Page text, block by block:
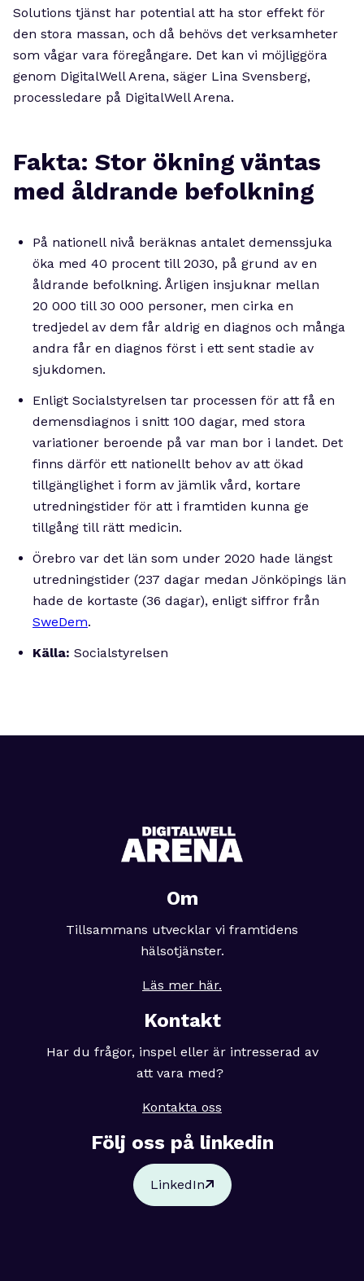
Solutions tjänst har potential att ha stor effekt för
den stora massan, och då behövs det verksamheter
som vågar vara föregångare. Det kan vi möjliggöra
genom DigitalWell Arena, säger Lina Svensberg,
processledare på DigitalWell Arena.
Fakta: Stor ökning väntas
med åldrande befolkning
På nationell nivå beräknas antalet demenssjuka
öka med 40 procent till 2030, på grund av en
åldrande befolkning. Årligen insjuknar mellan
20 000 till 30 000 personer, men cirka en
tredjedel av dem får aldrig en diagnos och många
andra får en diagnos först i ett sent stadie av
sjukdomen.
Enligt Socialstyrelsen tar processen för att få en
demensdiagnos i snitt 100 dagar, med stora
variationer beroende på var man bor i landet. Det
finns därför ett nationellt behov av att ökad
tillgänglighet i form av jämlik vård, kortare
utredningstider för att i framtiden kunna ge
tillgång till rätt medicin.
Örebro var det län som under 2020 hade längst
utredningstider (237 dagar medan Jönköpings län
hade de kortaste (36 dagar), enligt siffror från
SweDem.
Källa: Socialstyrelsen
Om
Tillsammans utvecklar vi framtidens
hälsotjänster.
Läs mer här.
Kontakt
Har du frågor, inspel eller är intresserad av
att vara med?
Kontakta oss
Följ oss på linkedin
LinkedIn